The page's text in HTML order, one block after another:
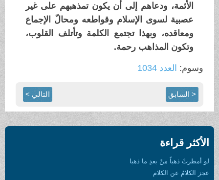
الأئمة، ودعاهم إلى أن يكون تمذهبهم على غير
عصبية لسوى الإسلام وقواطعه ومحالّ الإجماع
ومعاقده، وبهذا تجتمع الكلمة وتأتلف القلوب،
وتكون المذاهب رحمة.
وسوم:العدد 1034
< السابق التالي >
الأكثر قراءة
لو أمطرتْ ذهباً منْ بعدِ ما ذهبا
عجز الكلامُ عن الكلام